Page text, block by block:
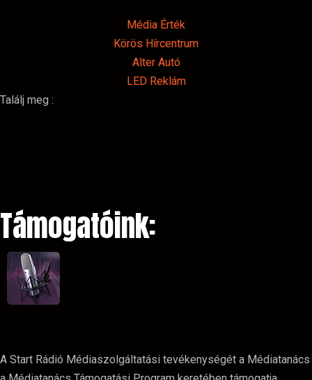
Média Érték
Körös Hírcentrum
Alter Autó
LED Reklám
Találj meg :
Támogatóink:
A Start Rádió Médiaszolgáltatási tevékenységét a Médiatanács